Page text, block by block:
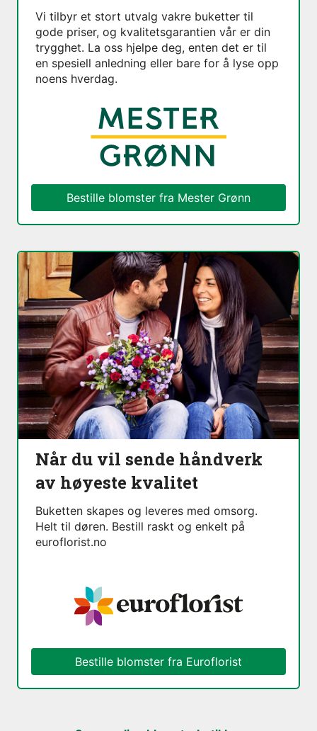
Når du vil sende håndverk
av høyeste kvalitet
Buketten skapes og leveres med omsorg.
Helt til døren. Bestill raskt og enkelt på
euroflorist.no
Bestille blomster fra Euroflorist
Vi tilbyr et stort utvalg vakre buketter til
gode priser, og kvalitetsgarantien vår er din
trygghet. La oss hjelpe deg, enten det er til
en spesiell anledning eller bare for å lyse opp
noens hverdag.
Bestille blomster fra Mester Grønn